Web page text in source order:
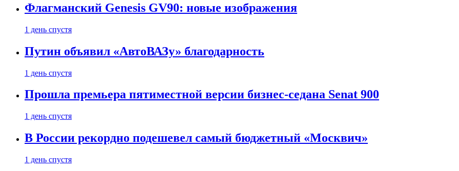
Флагманский Genesis GV90: новые изображения
1 день спустя
Путин объявил «АвтоВАЗу» благодарность
1 день спустя
Прошла премьера пятиместной версии бизнес-седана Senat 900
1 день спустя
В России рекордно подешевел самый бюджетный «Москвич»
1 день спустя